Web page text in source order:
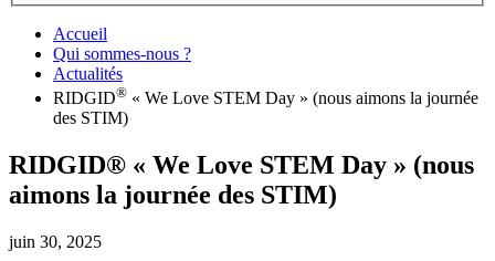
Accueil
Qui sommes-nous ?
Actualités
RIDGID® « We Love STEM Day » (nous aimons la journée
des STIM)
RIDGID® « We Love STEM Day » (nous
aimons la journée des STIM)
juin 30, 2025